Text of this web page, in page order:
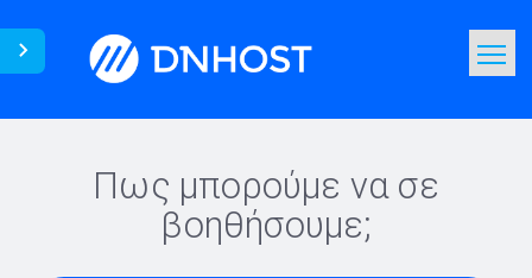
Πως μπορούμε να σε
βοηθήσουμε;